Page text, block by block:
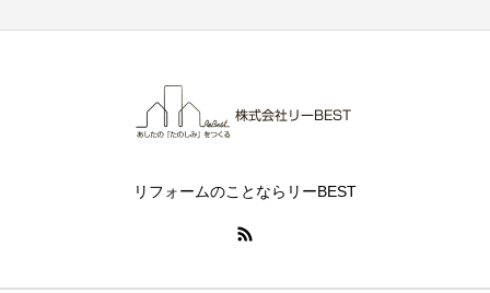
リフォームのことならリーBEST